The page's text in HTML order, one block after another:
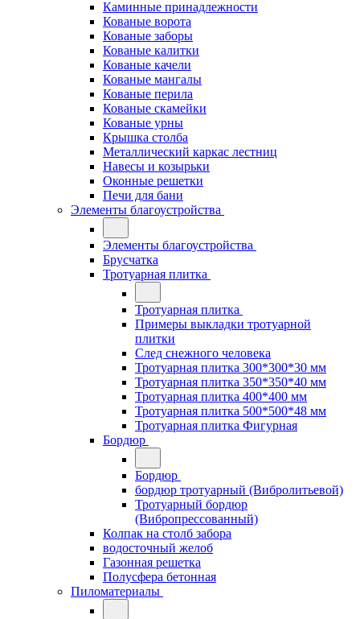
Каминные принадлежности
Кованые ворота
Кованые заборы
Кованые калитки
Кованые качели
Кованые мангалы
Кованые перила
Кованые скамейки
Кованые урны
Крышка столба
Металлический каркас лестниц
Навесы и козырьки
Оконные решетки
Печи для бани
Элементы благоустройства
Элементы благоустройства
Брусчатка
Тротуарная плитка
Тротуарная плитка
Примеры выкладки тротуарной
плитки
След снежного человека
Тротуарная плитка 300*300*30 мм
Тротуарная плитка 350*350*40 мм
Тротуарная плитка 400*400 мм
Тротуарная плитка 500*500*48 мм
Тротуарная плитка Фигурная
Бордюр
Бордюр
бордюр тротуарный (Вибролитьевой)
Тротуарный бордюр
(Вибропрессованный)
Колпак на столб забора
водосточный желоб
Газонная решетка
Полусфера бетонная
Пиломатериалы